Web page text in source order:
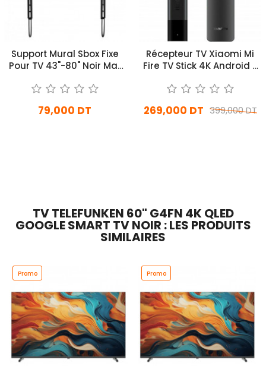
Support Mural Sbox Fixe
Pour TV 43"-80" Noir Mat
79,000 DT
Récepteur TV Xiaomi Mi
Fire TV Stick 4K Android -
399,000 DT
269,000 DT
TV TELEFUNKEN 60" G4FN 4K QLED
GOOGLE SMART TV NOIR : LES PRODUITS
SIMILAIRES
Promo Promo